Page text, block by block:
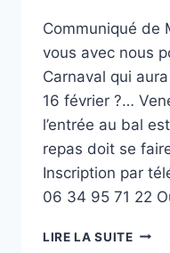
Communiqué de
vous avec nous
Carnaval qui
16 février ?…
l’entrée au bal
repas doit se
Inscription par
06 34 95 71 22
LIRE LA SUITEREPAS